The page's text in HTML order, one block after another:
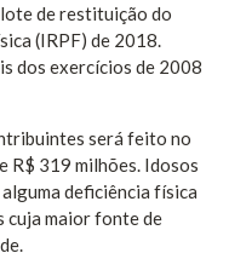
de restituição do
(IRPF) de 2018.
dos exercícios de 2008
será feito no
R$ 319 milhões. Idosos
deficiência física
cuja maior fonte de